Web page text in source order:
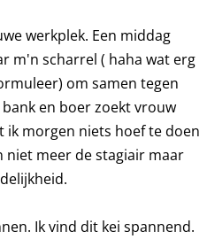
werkplek. Een middag
m'n scharrel ( haha wat erg
om samen tegen
en boer zoekt vrouw
ik morgen niets hoef te doen
niet meer de stagiair maar
Ik vind dit kei spannend.